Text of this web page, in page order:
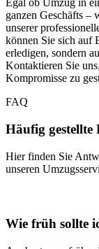
Egal ob Umzug in
ganzen Geschäfts –
unserer
können Sie sich auf
erledigen, sondern
Kontaktieren Sie
Kompromisse zu
FAQ
Häufig gestellte
Hier finden Sie
unseren
Wie früh sollte